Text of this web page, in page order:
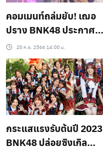
คอมเมนท์ถล่มยับ! เฌอ
ปราง BNK48 ประกาศ
คอนเสิร์ตแต่แฟนๆช็อค
ราคาบัตร หลักแสน!
20 ก.ย. 2566 14:00 น.
กระแสแรงรับต้นปี 2023
BNK48 ปล่อยซิงเกิล